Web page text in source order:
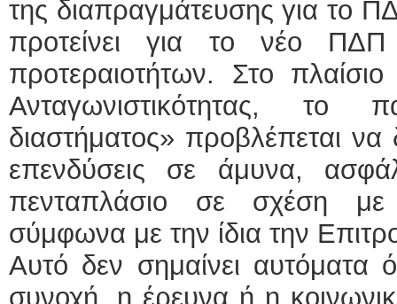
της διαπραγμάτευσης για το
προτείνει για το νέο ΠΔΠ
προτεραιοτήτων. Στο
Ανταγωνιστικότητας, το
διαστήματος» προβλέπεται να
επενδύσεις σε άμυνα,
πενταπλάσιο σε σχέση
σύμφωνα με την ίδια την
Αυτό δεν σημαίνει αυτόματα
συνοχή, η έρευνα ή η